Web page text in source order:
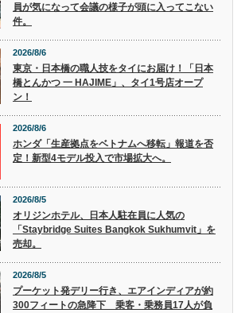
員が気になって会議の様子が頭に入ってこない
件。
2026/8/6
東京・日本橋の職人技をタイにお届け！「日本
橋とんかつ 一 HAJIME」、タイ1号店オープ
ン！
2026/8/6
ホンダ「生産拠点をベトナムへ移転」報道を否
定！新型4モデル投入で市場拡大へ。
2026/8/5
オリジンホテル、日本人駐在員に人気の
「Staybridge Suites Bangkok Sukhumvit」を
売却。
2026/8/5
プーケット発デリー行き、エアインディアが約
300フィートの急降下 乗客・乗務員17人が負